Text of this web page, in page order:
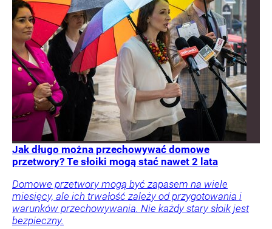
Jak długo można przechowywać domowe
przetwory? Te słoiki mogą stać nawet 2 lata
Domowe przetwory mogą być zapasem na wiele
miesięcy, ale ich trwałość zależy od przygotowania i
warunków przechowywania. Nie każdy stary słoik jest
bezpieczny.